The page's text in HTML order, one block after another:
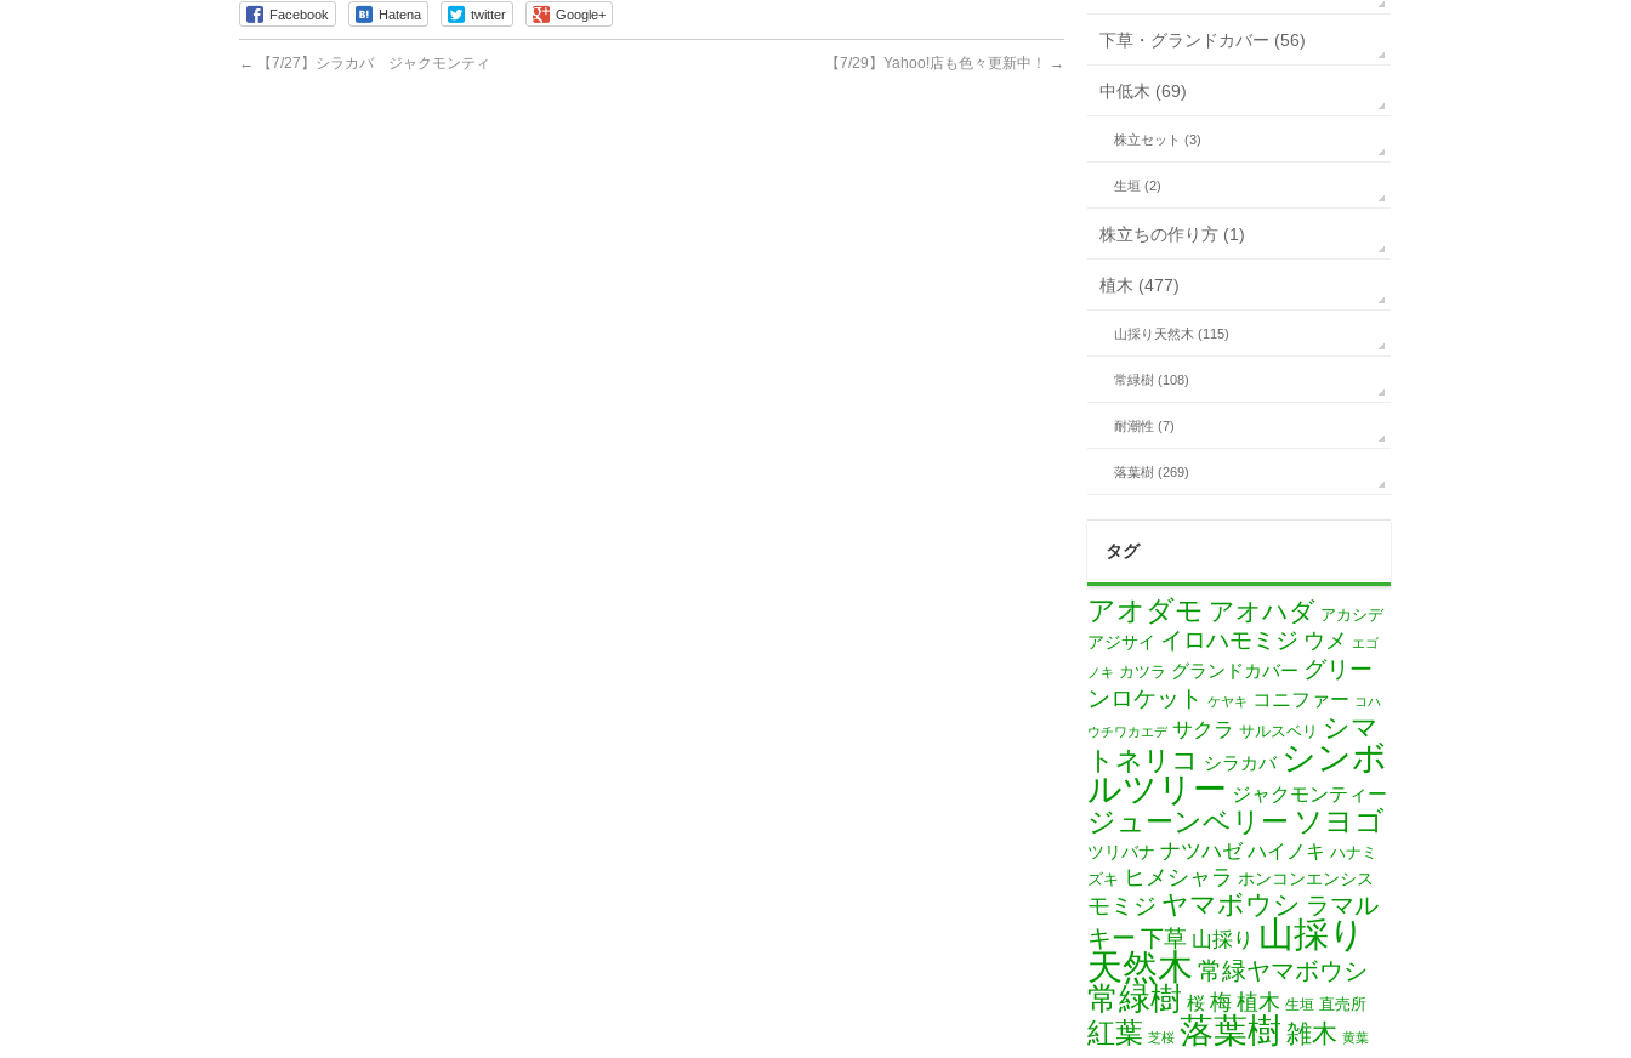
Facebook Hatena twitter Google+
← 【7/27】シラカバ ジャクモンティ 【7/29】Yahoo!店も色々更新中！ →
下草・グランドカバー (56)
中低木 (69)
株立セット (3)
生垣 (2)
株立ちの作り方 (1)
植木 (477)
山採り天然木 (115)
常緑樹 (108)
耐潮性 (7)
落葉樹 (269)
タグ
アオダモ アオハダ アカシデ
アジサイ イロハモミジ ウメ
エゴ
ノキ カツラ グランドカバー グリー
ンロケット
ケヤキ コニファー コハ
ウチワカエデ サクラ サルスベリ シマ
トネリコ
シラカバ シンボ
ルツリー ジャクモンティー
ジューンベリー ソヨゴ
ツリバナ ナツハゼ ハイノキ ハナミ
ズキ ヒメシャラ ホンコンエンシス
モミジ ヤマボウシ ラマル
キー 下草 山採り 山採り
天然木 常緑ヤマボウシ
常緑樹 桜 梅 植木 生垣 直売所
紅葉 芝桜 落葉樹 雑木 黄葉